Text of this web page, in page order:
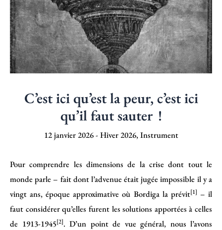
C’est ici qu’est la peur, c’est ici
qu’il faut sauter !
12 janvier 2026-Hiver 2026,Instrument
Pour comprendre les dimensions de la crise dont tout le
monde parle – fait dont l’advenue était jugée impossible il y a
vingt ans, époque approximative où Bordiga la prévit[1] – il
faut considérer qu’elles furent les solutions apportées à celles
de 1913-1945[2]. D’un point de vue général, nous l’avons